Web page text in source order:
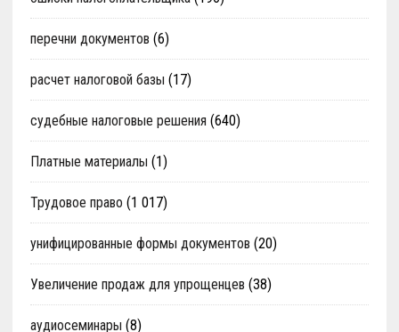
перечни документов (6)
расчет налоговой базы (17)
судебные налоговые решения (640)
Платные материалы (1)
Трудовое право (1 017)
унифицированные формы документов (20)
Увеличение продаж для упрощенцев (38)
аудиосеминары (8)